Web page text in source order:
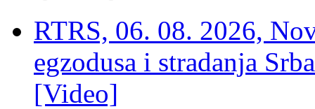
RTRS, 06. 08. 2026,
egzodusa i stradanja
[Video]